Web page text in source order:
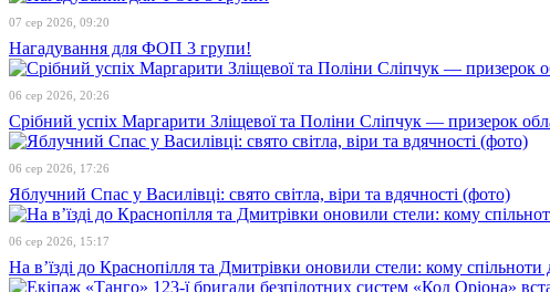
07 сер 2026, 09:20
Нагадування для ФОП 3 групи!
06 сер 2026, 20:26
Срібний успіх Маргарити Зліщевої та Поліни Сліпчук — призерок
06 сер 2026, 17:26
Яблучний Спас у Василівці: свято світла, віри та вдячності (фото)
06 сер 2026, 15:17
На в’їзді до Краснопілля та Дмитрівки оновили стели: кому